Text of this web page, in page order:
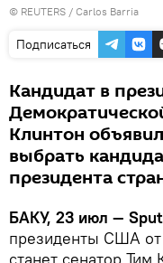
© REUTERS / Carlos Barria
Подписаться
Кандидат в
Клинтон
выбрать
президента
БАКУ, 23 июл —
президенты США от
станет сенатор Тим